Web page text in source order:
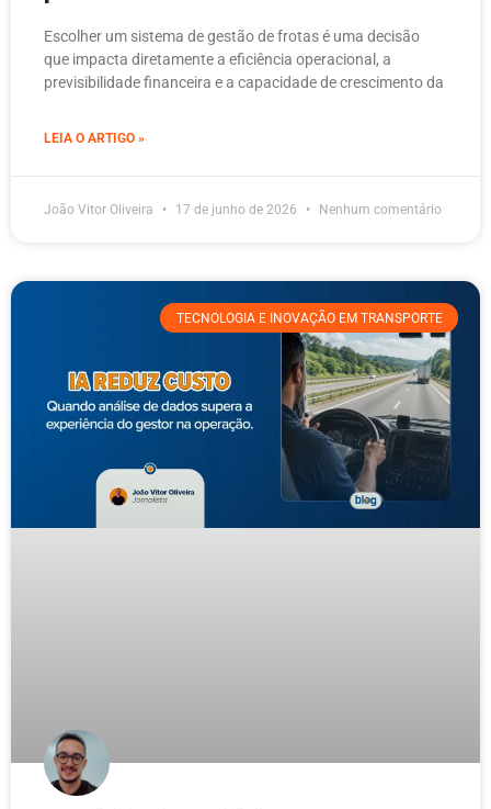
Escolher um sistema de gestão de frotas é uma decisão
que impacta diretamente a eficiência operacional, a
previsibilidade financeira e a capacidade de crescimento da
LEIA O ARTIGO »
João Vitor Oliveira 17 de junho de 2026 Nenhum comentário
TECNOLOGIA E INOVAÇÃO EM TRANSPORTE